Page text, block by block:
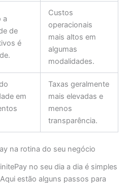
a
de
é
Custos
operacionais
mais altos em
algumas
modalidades.
em
Taxas geralmente
mais elevadas e
menos
transparência.
na rotina do seu negócio
no seu dia a dia é simples
estão alguns passos para